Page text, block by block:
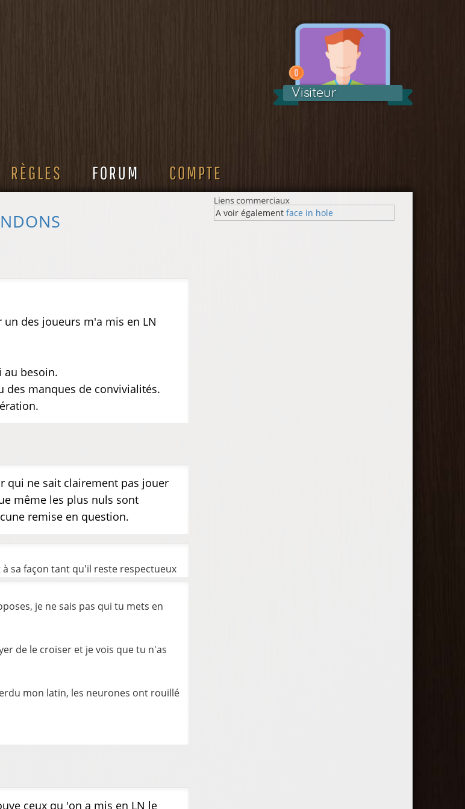
Visiteur
RÈGLES FORUM COMPTE
A voir également face in hole
des joueurs m'a mis en LN
au besoin.
des manques de convivialités.
qui ne sait clairement pas jouer
même les plus nuls sont
remise en question.
sa façon tant qu'il reste respectueux
je ne sais pas qui tu mets en
de le croiser et je vois que tu n'as
mon latin, les neurones ont rouillé
ceux qu 'on a mis en LN le